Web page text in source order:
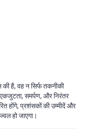
की है, वह न सिर्फ तकनीकी
एकजुटता, समर्पण, और निरंतर
होंगे, प्रशंसकों की उम्मीदें और
हो जाएगा।